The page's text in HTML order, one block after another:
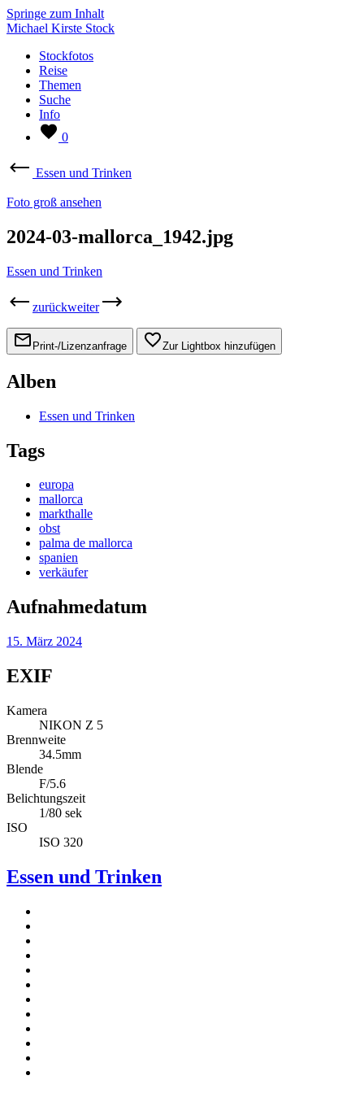
Springe zum Inhalt
Michael Kirste Stock
Stockfotos
Reise
Themen
Suche
Info
0
Essen und Trinken
Foto groß ansehen
2024-03-mallorca_1942.jpg
Essen und Trinken
zurückweiter
Print-/Lizenzanfrage Zur Lightbox hinzufügen
Alben
Essen und Trinken
Tags
europa
mallorca
markthalle
obst
palma de mallorca
spanien
verkäufer
Aufnahmedatum
15. März 2024
EXIF
Kamera
NIKON Z 5
Brennweite
34.5mm
Blende
F/5.6
Belichtungszeit
1/80 sek
ISO
ISO 320
Essen und Trinken